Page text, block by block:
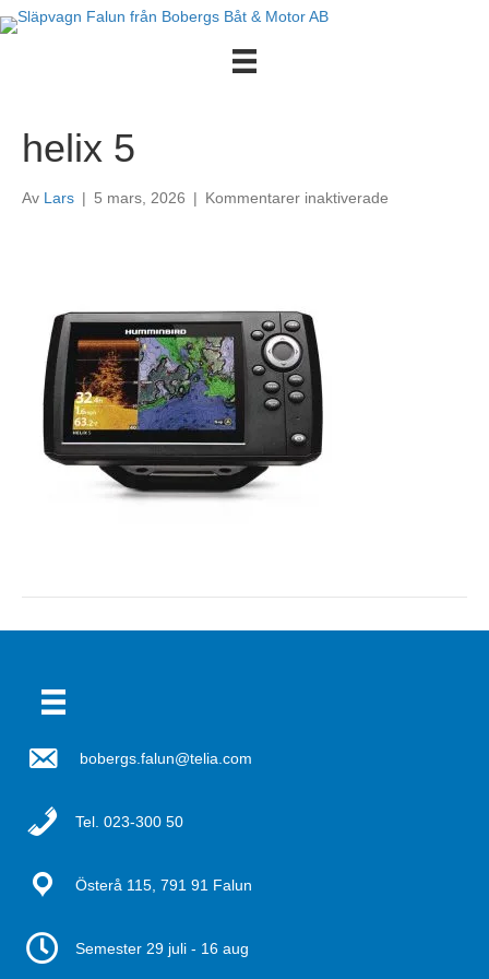
helix 5
Av Lars | 5 mars, 2026 | Kommentarer inaktiverade
bobergs.falun@telia.com
Tel. 023-300 50
Österå 115, 791 91 Falun
Semester 29 juli - 16 aug